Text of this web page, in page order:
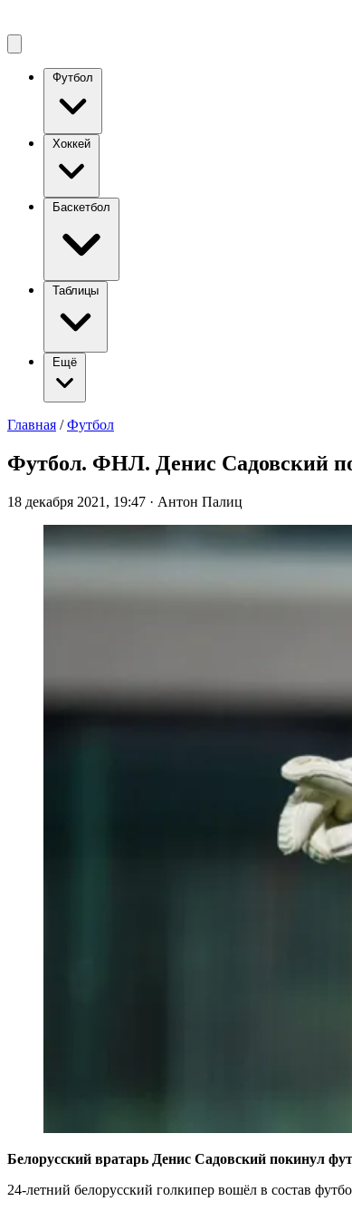
Футбол
Хоккей
Баскетбол
Таблицы
Ещё
Главная / Футбол
Футбол. ФНЛ. Денис Садовский
18 декабря 2021, 19:47 · Антон Палиц
Белорусский вратарь Денис Садовский покинул
24-летний белорусский голкипер вошёл в состав